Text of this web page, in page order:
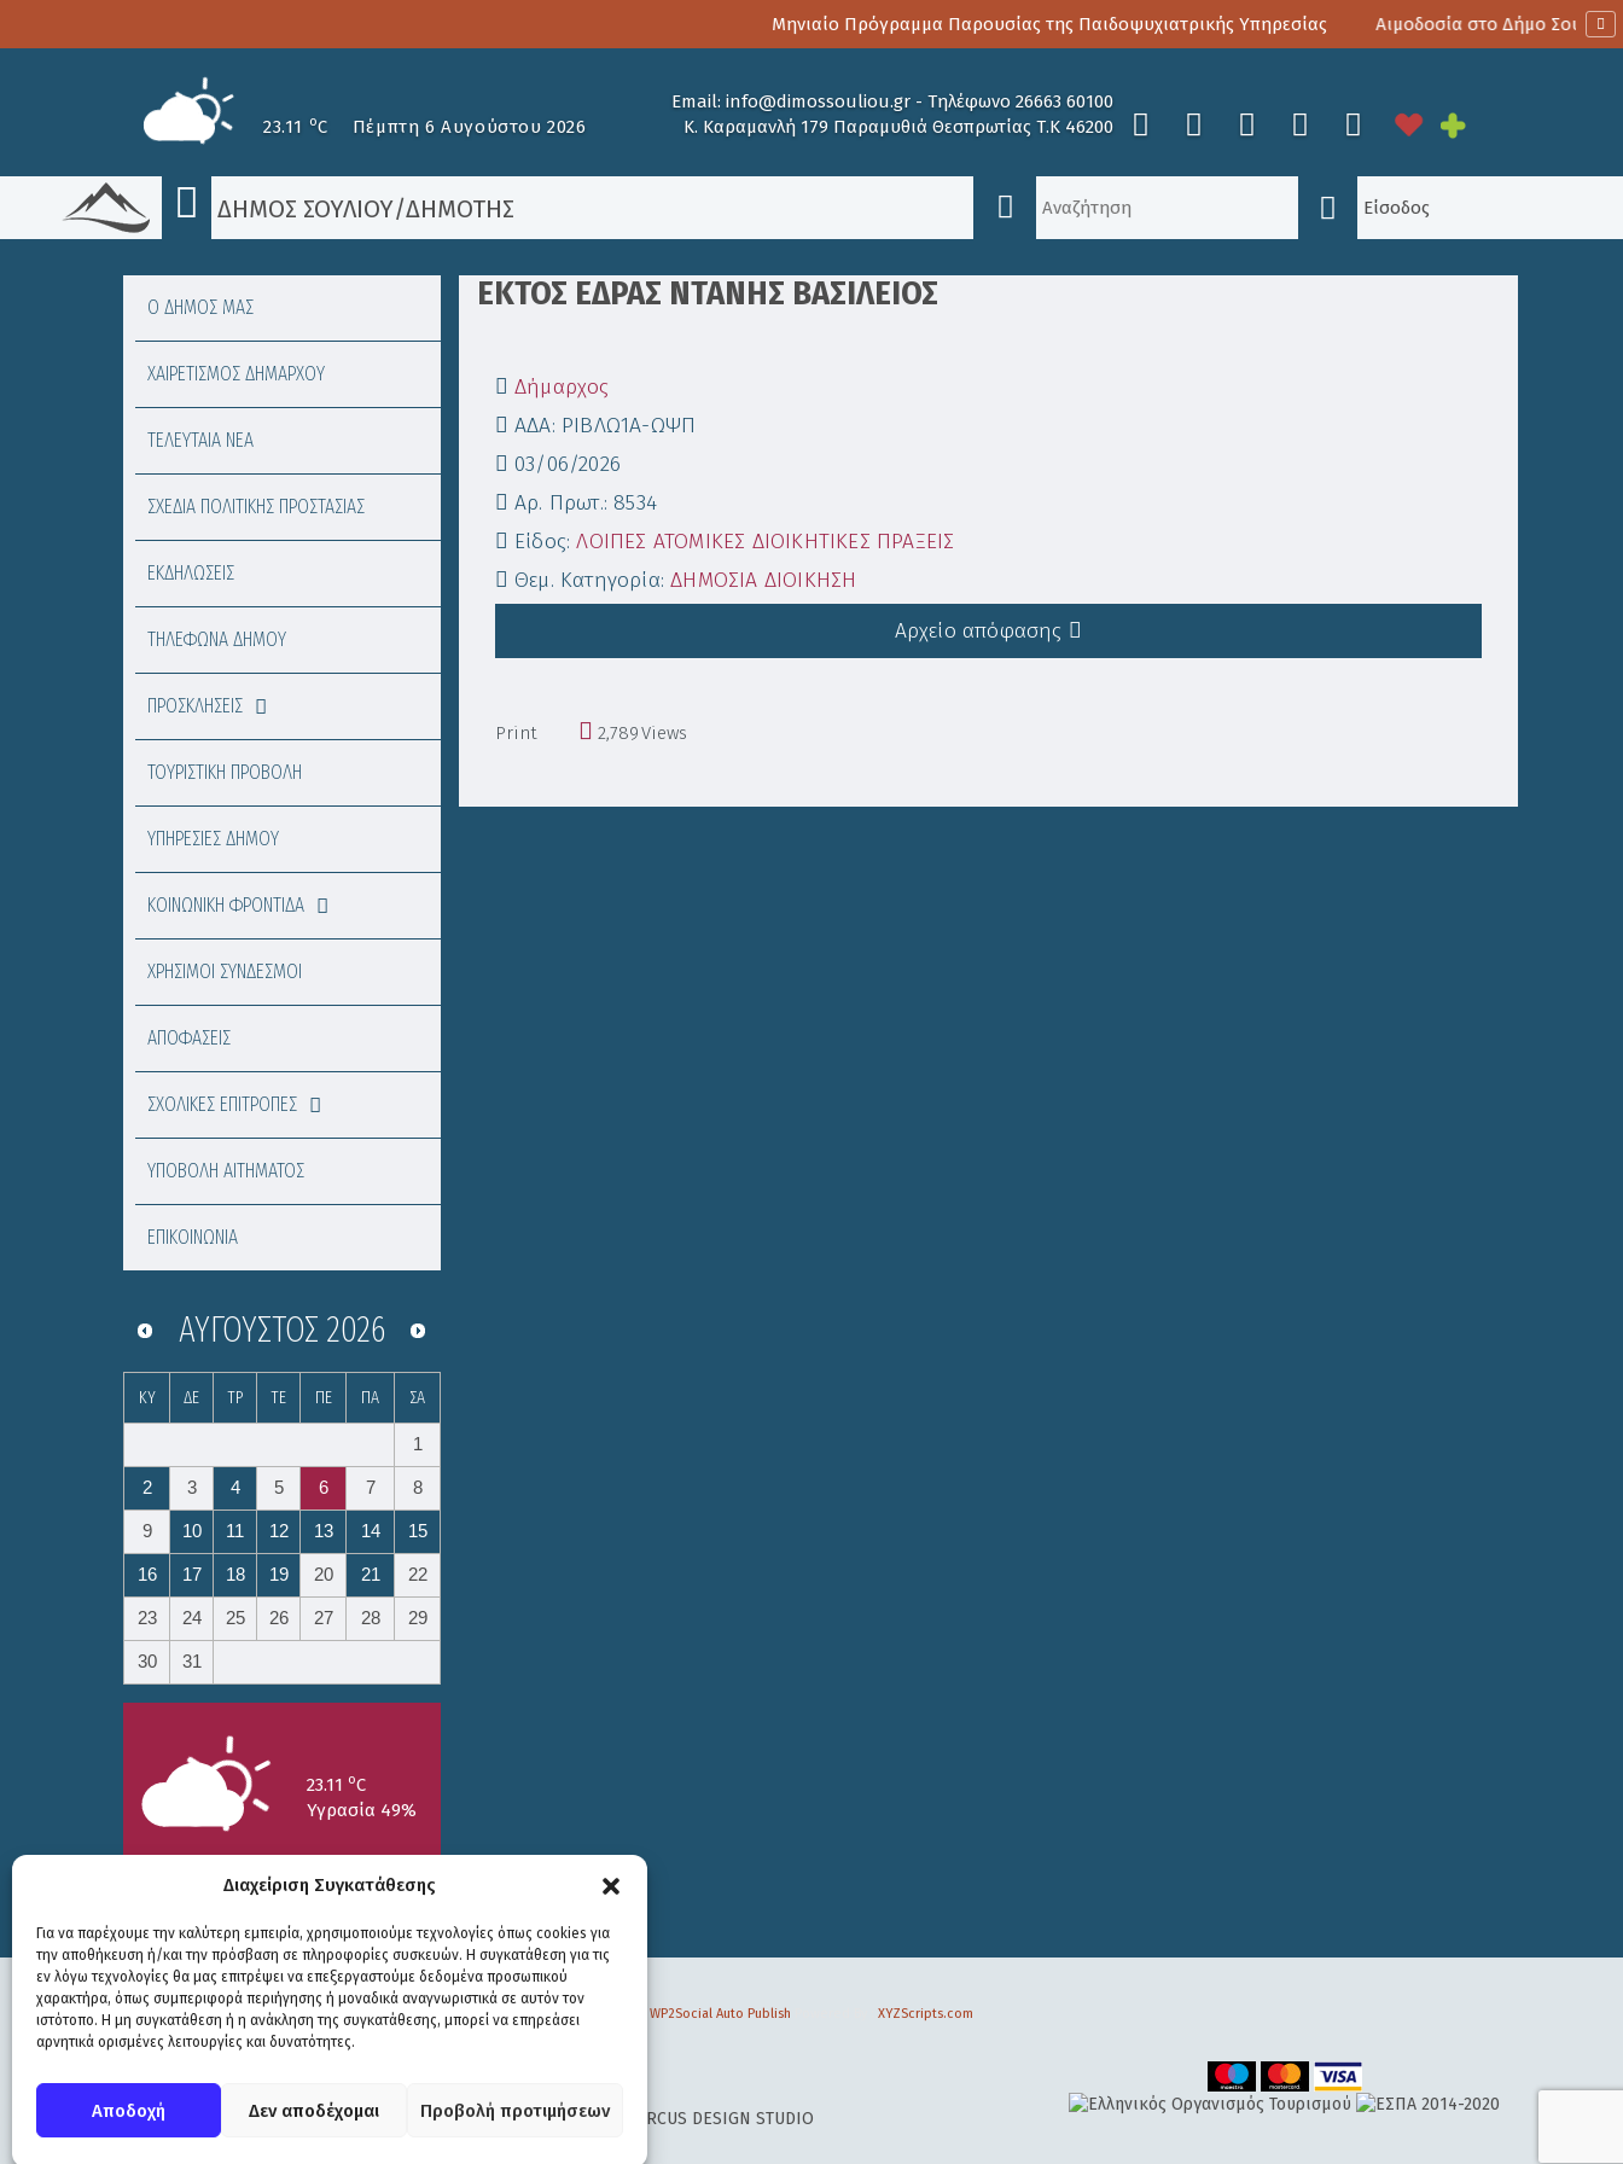
Διαχείριση Συγκατάθεσης
Για να παρέχουμε την καλύτερη εμπειρία, χρησιμοποιούμε τεχνολογίες όπως cookies για
την αποθήκευση ή/και την πρόσβαση σε πληροφορίες συσκευών. Η συγκατάθεση για τις
εν λόγω τεχνολογίες θα μας επιτρέψει να επεξεργαστούμε δεδομένα προσωπικού
χαρακτήρα, όπως συμπεριφορά περιήγησης ή μοναδικά αναγνωριστικά σε αυτόν τον
ιστότοπο. Η μη συγκατάθεση ή η ανάκληση της συγκατάθεσης, μπορεί να επηρεάσει
αρνητικά ορισμένες λειτουργίες και δυνατότητες.
Αποδοχή Δεν αποδέχομαι Προβολή προτιμήσεων
Μηνιαίο Πρόγραμμα Παρουσίας της Παιδοψυχιατρικής Υπηρεσίας Αιμοδοσία στο Δήμο Σουλίου
23.11 oC Πέμπτη 6 Αυγούστου 2026
Email: info@dimossouliou.gr - Τηλέφωνο 26663 60100
Κ. Καραμανλή 179 Παραμυθιά Θεσπρωτίας Τ.Κ 46200
ΔΗΜΟΣ ΣΟΥΛΙΟΥ/ΔΗΜΟΤΗΣ Είσοδος
ΕΚΤΟΣ ΕΔΡΑΣ ΝΤΑΝΗΣ ΒΑΣΙΛΕΙΟΣ
Δήμαρχος
ΑΔΑ: ΡΙΒΛΩ1Α-ΩΨΠ
03/06/2026
Αρ. Πρωτ.: 8534
Είδος:ΛΟΙΠΕΣ ΑΤΟΜΙΚΕΣ ΔΙΟΙΚΗΤΙΚΕΣ ΠΡΑΞΕΙΣ
Θεμ. Κατηγορία:ΔΗΜΟΣΙΑ ΔΙΟΙΚΗΣΗ
Αρχείο απόφασης
Print 2,789Views
Ο ΔΗΜΟΣ ΜΑΣ
ΧΑΙΡΕΤΙΣΜΟΣ ΔΗΜΑΡΧΟΥ
ΤΕΛΕΥΤΑΙΑ ΝΕΑ
ΣΧΕΔΙΑ ΠΟΛΙΤΙΚΗΣ ΠΡΟΣΤΑΣΙΑΣ
ΕΚΔΗΛΩΣΕΙΣ
ΤΗΛΕΦΩΝΑ ΔΗΜΟΥ
ΠΡΟΣΚΛΗΣΕΙΣ
ΤΟΥΡΙΣΤΙΚΗ ΠΡΟΒΟΛΗ
ΥΠΗΡΕΣΙΕΣ ΔΗΜΟΥ
ΚΟΙΝΩΝΙΚΗ ΦΡΟΝΤΙΔΑ
ΧΡΗΣΙΜΟΙ ΣΥΝΔΕΣΜΟΙ
ΑΠΟΦΑΣΕΙΣ
ΣΧΟΛΙΚΕΣ ΕΠΙΤΡΟΠΕΣ
ΥΠΟΒΟΛΗ ΑΙΤΗΜΑΤΟΣ
ΕΠΙΚΟΙΝΩΝΙΑ
ΑΎΓΟΥΣΤΟΣ 2026
ΚΥ ΔΕ ΤΡ ΤΕ ΠΕ ΠΑ ΣΑ
1
2 3 4 5 6 7 8
9 10 11 12 13 14 15
16 17 18 19 20 21 22
23 24 25 26 27 28 29
30 31
23.11 oC
Υγρασία 49%
25/7
15.73oC
26/7
17.99oC
27/7
20.94oC
© COPYRIGHT ΔΗΜΟΣ ΣΟΥΛΙΟΥ 2026
WEB DEVELOPMENT BYΕΓΚΡΙΤΟΣ GROUP| GRAPHICS DESIGN BY CIRCUS DESIGN STUDIO
WP2Social Auto Publish XYZScripts.com